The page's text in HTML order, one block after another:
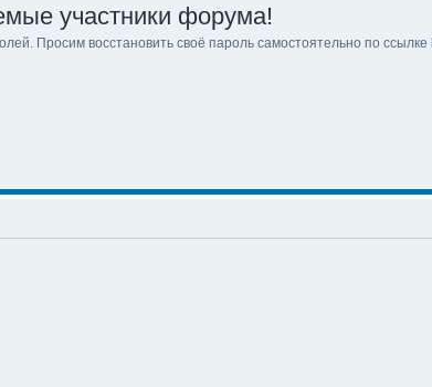
участники форума!
Просим восстановить своё пароль самостоятельно по ссылке